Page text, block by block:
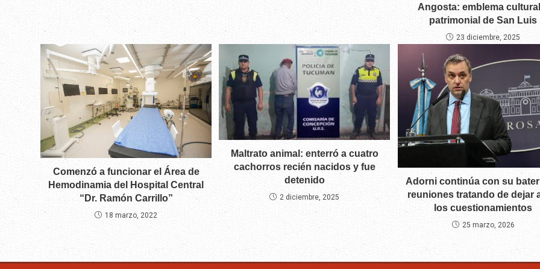
Angosta: emblema
patrimonial de San Luis
23 diciembre, 2025
Comenzó a funcionar el Área de
Hemodinamia del Hospital Central
“Dr. Ramón Carrillo”
18 marzo, 2022
Maltrato animal: enterró a cuatro
cachorros recién nacidos y fue
detenido
2 diciembre, 2025
Adorni continúa con su
reuniones tratando de dejar
los cuestionamientos
25 marzo, 2026